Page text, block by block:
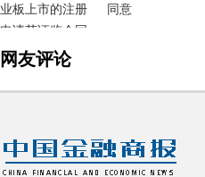
同意
网友评论